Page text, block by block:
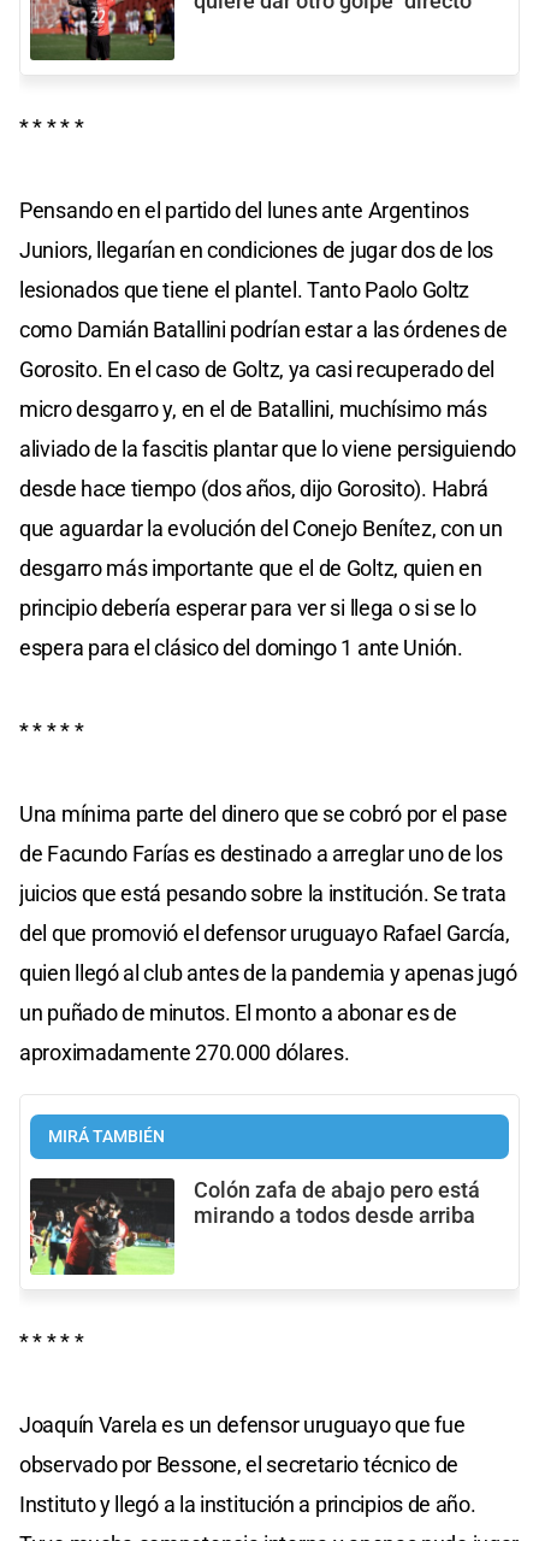
* * * * *
Pensando en el partido del lunes ante Argentinos
Juniors, llegarían en condiciones de jugar dos de los
lesionados que tiene el plantel. Tanto Paolo Goltz
como Damián Batallini podrían estar a las órdenes de
Gorosito. En el caso de Goltz, ya casi recuperado del
micro desgarro y, en el de Batallini, muchísimo más
aliviado de la fascitis plantar que lo viene persiguiendo
desde hace tiempo (dos años, dijo Gorosito). Habrá
que aguardar la evolución del Conejo Benítez, con un
desgarro más importante que el de Goltz, quien en
principio debería esperar para ver si llega o si se lo
espera para el clásico del domingo 1 ante Unión.
* * * * *
Una mínima parte del dinero que se cobró por el pase
de Facundo Farías es destinado a arreglar uno de los
juicios que está pesando sobre la institución. Se trata
del que promovió el defensor uruguayo Rafael García,
quien llegó al club antes de la pandemia y apenas jugó
un puñado de minutos. El monto a abonar es de
aproximadamente 270.000 dólares.
MIRÁ TAMBIÉN
Colón zafa de abajo pero está
mirando a todos desde arriba
* * * * *
Joaquín Varela es un defensor uruguayo que fue
observado por Bessone, el secretario técnico de
Instituto y llegó a la institución a principios de año.